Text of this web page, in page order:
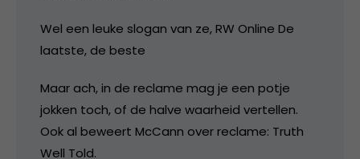
Wel een leuke slogan van ze, RW Online De
laatste, de beste
Maar ach, in de reclame mag je een potje
jokken toch, of de halve waarheid vertellen.
Ook al beweert McCann over reclame: Truth
Well Told.